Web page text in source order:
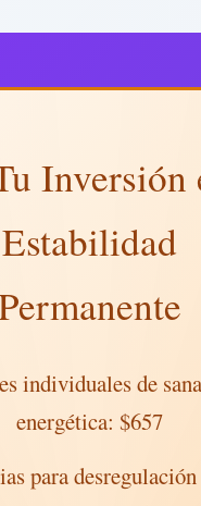
Inversión
Estabilidad
individuales de
energética: $657
para